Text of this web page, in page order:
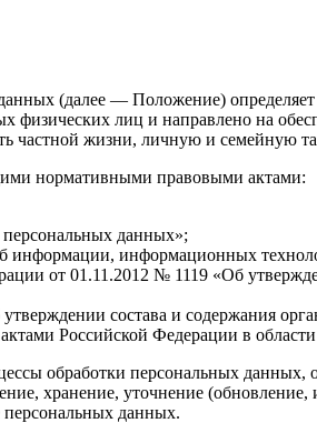
(далее — Положение)
лиц и направлено на
частной жизни, личную и семейную
нормативными правовыми актами:
данных»;
информационных
от 01.11.2012 № 1119 «Об
состава и содержания
Российской Федерации в
обработки персональных
хранение, уточнение
персональных данных.